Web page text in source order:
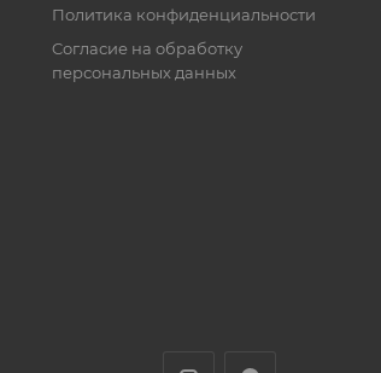
Политика конфиденциальности
Cогласие на обработку
персональных данных